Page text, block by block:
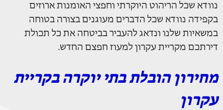
נוודא שכל הריהוט היוקרתי וחפצי האומנות ארוזים
בקפידה נוודא שכל הדברים מעוגנים בצורה בטוחה
במשאיות שלנו ונדאג להעביר בביטחה את כל תכולת
דירתכם מקריית עקרון למעוז חפצם החדש.
מחירון הובלת בתי יוקרה בקריית
עקרון